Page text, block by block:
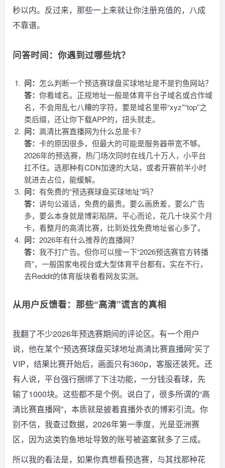
秒以内。反过来，那些一上来就让你注册充值的，八成
不靠谱。
问答时间：你遇到过哪些坑？
问： 怎么判断一个预选赛球盘买球地址是不是钓鱼网站？
答： 你看域名。正规地址一般是体育平台子域名或合作域
名，不会用乱七八糟的字符。要是域名里带“xyz”“top”之
类后缀，还让你下载APP的，扭头就走。
问： 高清比赛直播网为什么总是卡？
答： 卡的原因很多，但最大的可能是服务器带宽不够。
2026年的预选赛，热门场次同时在线几十万人，小平台
扛不住。选那种有CDN加速的大站，或者开赛前半小时
就进去占位，能缓解。
问： 有免费的“预选赛球盘买球地址”吗？
答： 讲句公道话，免费的最贵。要么画质差，要么广告
多，要么本身就是博彩陷阱。平心而论，花几十块买个月
卡，看整月的高清比赛，比到处找免费地址省心多了。
问： 2026年有什么推荐的直播网？
答： 我不打广告。但你可以搜一下“2026预选赛官方转播
商”，一般国家电视台或大型体育平台都有。实在不行，
去Reddit的体育版块看看网友实测。
从用户反馈看：那些“高清”谎言的真相
我翻了不少2026年预选赛期间的评论区。有一个用户
说，他在某个“预选赛球盘买球地址高清比赛直播网”买了
VIP，结果比赛开始后，画面只有360p，客服还装死。还
有人说，平台强行捆绑了下注功能，一分钱没看球，先
输了1000块。这些都不是个例。说白了，很多所谓的“高
清比赛直播网”，本质就是披着直播外衣的博彩引流。你
别不信，我查过数据，2026年第一季度，光是亚洲赛
区，因为这类钓鱼地址导致的账号被盗案就多了三成。
所以我的看法是，如果你真想看预选赛，与其找那种花